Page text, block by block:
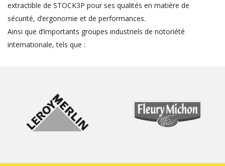
extractible de STOCK3P pour ses qualités en matière de
sécurité, d’ergonomie et de performances.
Ainsi que d’importants groupes industriels de notoriété
internationale, tels que :